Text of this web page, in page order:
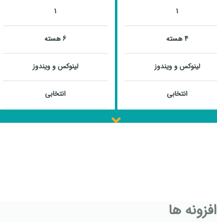
1
4 هسته
لینوکس و ویندوز
انتخابی
1
6 هسته
لینوکس و ویندوز
انتخابی
افزونه ها